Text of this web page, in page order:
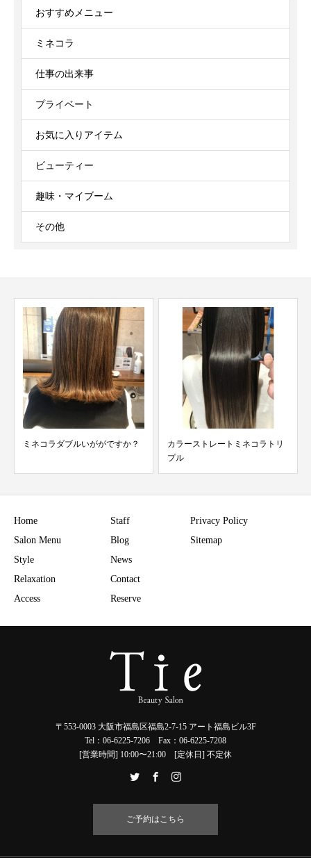
おすすめメニュー
ミネコラ
仕事の出来事
プライベート
お気に入りアイテム
ビューティー
趣味・マイブーム
その他
カラーストレートミネコラトリ
ポカポカ天気ですね★
Home
Salon Menu
Style
Relaxation
Access
Staff
Blog
News
Contact
Reserve
Privacy Policy
Sitemap
〒553-0003 大阪市福島区福島2-7-15 アート福島ビル3F
Tel：06-6225-7206 Fax：06-6225-7208
[営業時間] 10:00〜21:00 [定休日] 不定休
ご予約はこちら